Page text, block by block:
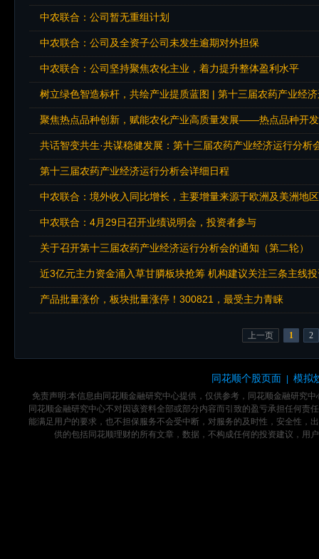
中农联合：公司暂无重组计划
中农联合：公司及全资子公司未发生逾期对外担保
中农联合：公司坚持聚焦农化主业，着力提升整体盈利水平
聚焦热点品种创新，赋能农化产业高质量发展——热点品种开
共话智变共生·共谋稳健发展：第十三届农药产业经济运行分析
第十三届农药产业经济运行分析会详细日程
中农联合：境外收入同比增长，主要增量来源于欧洲及美洲地区
中农联合：4月29日召开业绩说明会，投资者参与
关于召开第十三届农药产业经济运行分析会的通知（第二轮）
近3亿元主力资金涌入草甘膦板块抢筹 机构建议关注三条主线
产品批量涨价，板块批量涨停！300821，最受主力青睐
上一页 1 2
同花顺个股页面 | 模拟
免责声明:本信息由同花顺金融研究中心提供，仅供参考，同花顺金融研究
同花顺金融研究中心不对因该资料全部或部分内容而引致的盈亏承担任何
能满足用户的要求，也不担保服务不会受中断，对服务的及时性，安全性，
供的包括同花顺理财的所有文章，数据，不构成任何的投资建议，用